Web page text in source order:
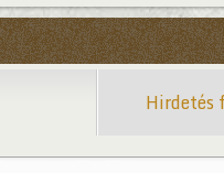
Hirdetés